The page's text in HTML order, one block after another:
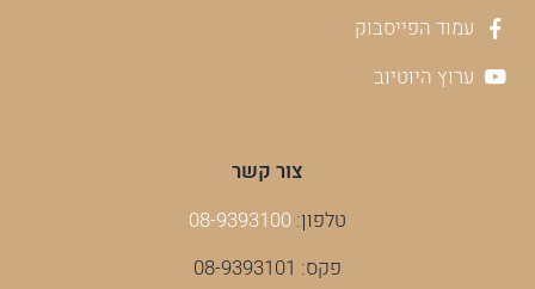
עמוד הפייסבוק
ערוץ היוטיוב
צור קשר
טלפון: 08-9393100
פקס: 08-9393101